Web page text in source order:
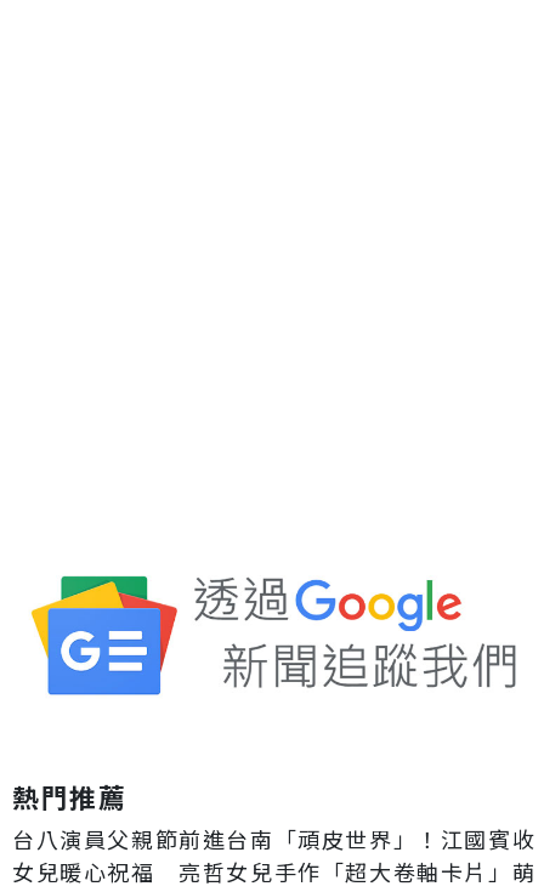
熱門推薦
台八演員父親節前進台南「頑皮世界」！江國賓收
女兒暖心祝福 亮哲女兒手作「超大卷軸卡片」萌